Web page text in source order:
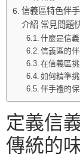
信義區特色伴
介紹 常見問題
什麼是信
信義區的
在信義區
如何精準
伴手禮的
定義信
傳統的